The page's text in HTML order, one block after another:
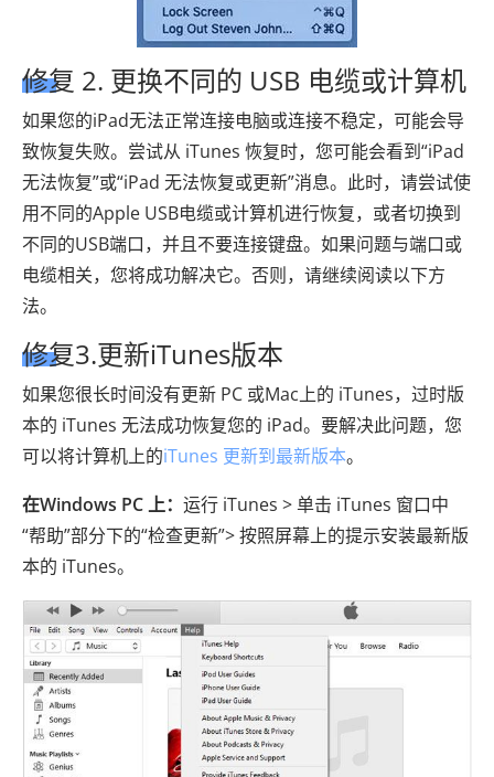
修复 2. 更换不同的 USB 电缆或计算机
如果您的iPad无法正常连接电脑或连接不稳定，可能会导
致恢复失败。尝试从 iTunes 恢复时，您可能会看到“iPad
无法恢复”或“iPad 无法恢复或更新”消息。此时，请尝试使
用不同的Apple USB电缆或计算机进行恢复，或者切换到
不同的USB端口，并且不要连接键盘。如果问题与端口或
电缆相关，您将成功解决它。否则，请继续阅读以下方
法。
修复3.更新iTunes版本
如果您很长时间没有更新 PC 或Mac上的 iTunes，过时版
本的 iTunes 无法成功恢复您的 iPad。要解决此问题，您
可以将计算机上的iTunes 更新到最新版本。
在Windows PC 上： 运行 iTunes > 单击 iTunes 窗口中
“帮助”部分下的“检查更新”> 按照屏幕上的提示安装最新版
本的 iTunes。